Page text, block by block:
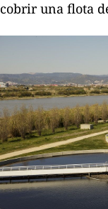
cobrir una flota